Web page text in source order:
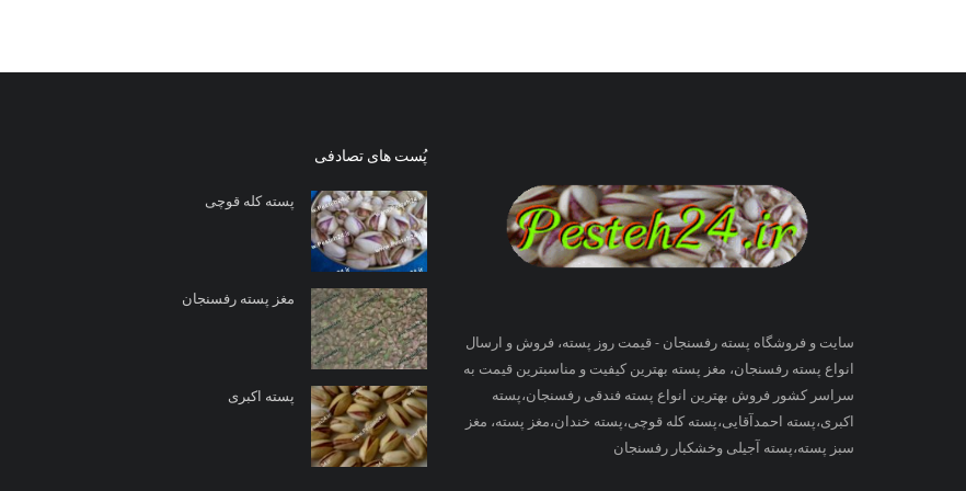
سایت و فروشگاه پسته رفسنجان - قیمت روز پسته، فروش و ارسال
انواع پسته رفسنجان، مغز پسته بهترین کیفیت و مناسبترین قیمت به
سراسر کشور فروش بهترین انواع پسته فندقی رفسنجان،پسته
اکبری،پسته احمدآقایی،پسته کله قوچی،پسته خندان،مغز پسته، مغز
سبز پسته،پسته آجیلی وخشکبار رفسنجان
پُست های تصادفی
پسته کله قوچی
مغز پسته رفسنجان
پسته اکبری